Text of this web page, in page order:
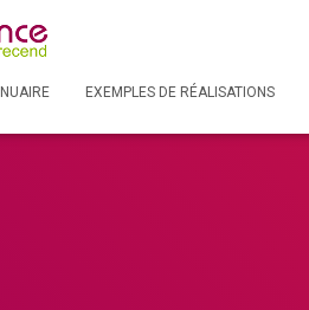
EXEMPLES DE RÉALISATIONS